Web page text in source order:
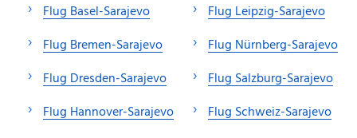
Flug Basel-Sarajevo
Flug Bremen-Sarajevo
Flug Dresden-Sarajevo
Flug Hannover-Sarajevo
Flug Leipzig-Sarajevo
Flug Nürnberg-Sarajevo
Flug Salzburg-Sarajevo
Flug Schweiz-Sarajevo